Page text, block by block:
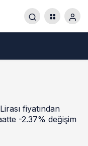
fiyatından
-2.37% değişim